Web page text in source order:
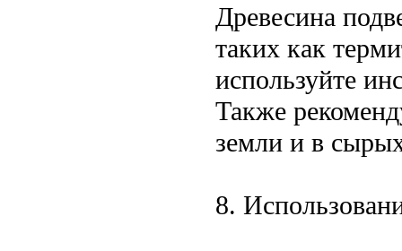
Древесина
таких как
используйте
Также
земли и в
8.